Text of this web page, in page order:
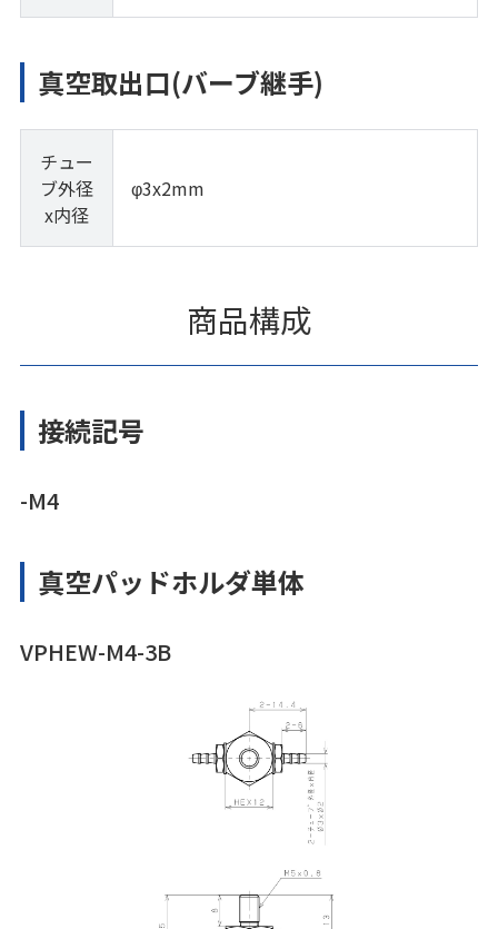
真空取出口(バーブ継手)
チュー
ブ外径
x内径
φ3x2mm
商品構成
接続記号
-M4
真空パッドホルダ単体
VPHEW-M4-3B